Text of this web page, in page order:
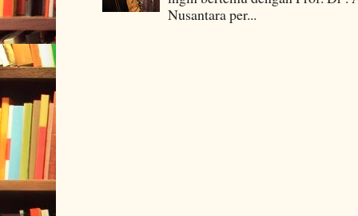
Nusantara per...